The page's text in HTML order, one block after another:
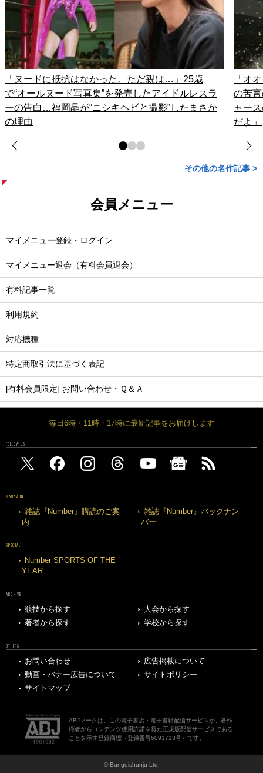
「ヌードに抵抗はなかった。ただ親は…」25歳
で“オールヌード写真集”を発売したアイドルレスラ
ーの告白…福岡晶が“ニシキヘビと撮影”したまさか
の理由
「オ
の苦
ャー
だよ」
その他の名作記事 >
会員メニュー
マイメニュー登録・ログイン
マイメニュー退会（有料会員退会）
有料記事一覧
利用規約
対応機種
特定商取引法に基づく表記
[有料会員限定] お問い合わせ・Ｑ＆Ａ
毎日6時・11時・17時に最新記事をお届けします
FOLLOW US
MAGAZINE
雑誌『Number』購読のご案
内
雑誌『Number』バックナン
バー
SPECIAL
Number SPORTS OF THE
YEAR
ARCHIVE
競技から探す
大会から探す
著者から探す
学校から探す
OTHERS
お問い合わせ
広告掲載について
動画・バナー広告について
サイトポリシー
サイトマップ
ABJマークは、この電子書店・電子書籍配信サービスが、著作
権者からコンテンツ使用許諾を得た正規版配信サービスである
ことを示す登録商標（登録番号6091713号）です。
© Bungeishunju Ltd.